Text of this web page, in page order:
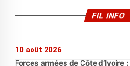
FIL INFO
10 août 2026
Forces armées de Côte d’Ivoire